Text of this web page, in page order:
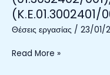
(K.E.01.3002401/
Θέσεις εργασίας / 23/01/
ΙΔΙΩΤΙΚΟΥ
ΔΙΚΑΙΟΥ
ΟΡΙΣΜΕΝΟΥ
ΓΙΑ
Read More »